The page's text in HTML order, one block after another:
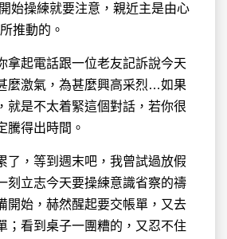
始操練就要注意，親近主是由心
推動的。
拿起電話跟一位老友記訴說今天
麼激氣，為甚麼興高采烈…如果
就是不太着緊這個對話，若你很
騰得出時間。
了，等到週末吧，我曾試過放假
刻立志今天要操練意識省察的禱
開始，赫然醒起要交帳單，又去
；看到桌子一團糟的，又忍不住